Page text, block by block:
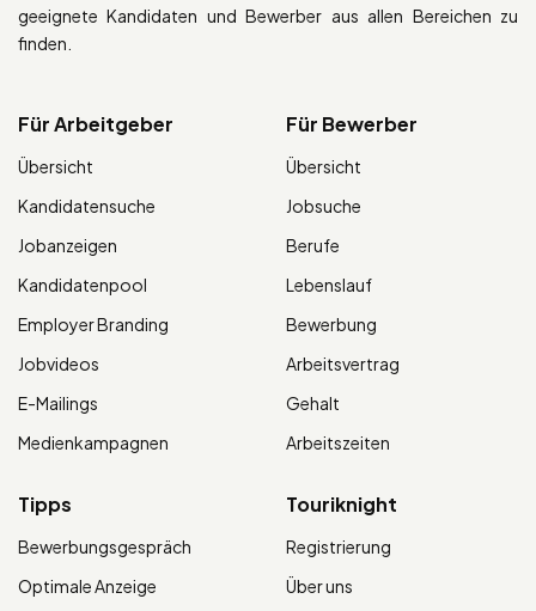
geeignete Kandidaten und Bewerber aus allen Bereichen zu
finden.
Für Arbeitgeber
Übersicht
Kandidatensuche
Jobanzeigen
Kandidatenpool
Employer Branding
Jobvideos
E-Mailings
Medienkampagnen
Für Bewerber
Übersicht
Jobsuche
Berufe
Lebenslauf
Bewerbung
Arbeitsvertrag
Gehalt
Arbeitszeiten
Tipps
Bewerbungsgespräch
Optimale Anzeige
Touriknight
Registrierung
Über uns